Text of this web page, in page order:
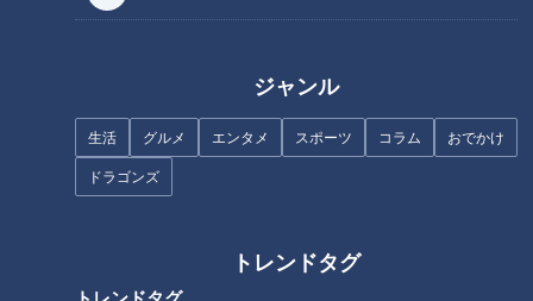
ジャンル
生活 グルメ エンタメ スポーツ コラム おでかけ
ドラゴンズ
トレンドタグ
『新城有教館高校』は大学進学を目指す“文理系”と、食や園